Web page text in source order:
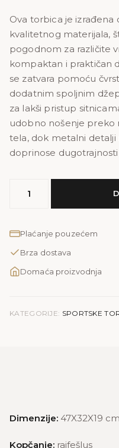
was:
60,00
Ova torbica je
kvalitetnog materijala,
pogodnom za različite
kompaktan i praktičan
se zatvara pomoću
dodatnim spoljnim
za lakši pristup
udobno nošenje preko
tela, dok metalni detalji
doprinose
ruksak
plaviPlaćanje pouzećem
Brza dostava
Domaća proizvodnja
KATEGORIJE: SPORTSKE
Dimenzije: 47X32X19 cm
Kopčanje: rajfešlus